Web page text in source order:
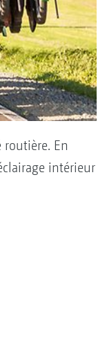
routière. En
intérieur